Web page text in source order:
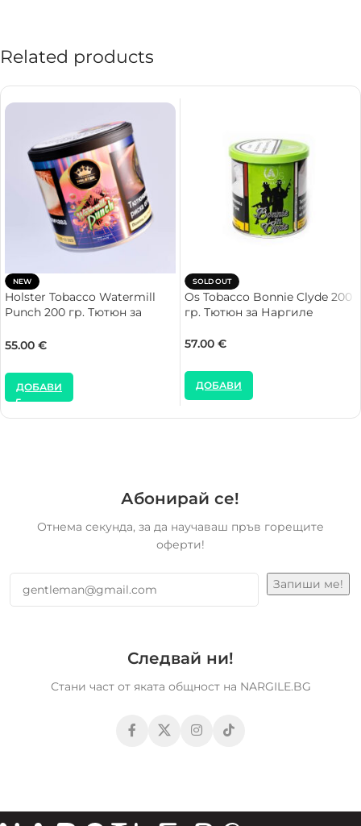
Related products
NEW
Holster Tobacco Watermill
Punch 200 гр. Тютюн за
55.00 €
ДОБАВИ
SOLD OUT
Os Tobacco Bonnie Clyde 200
гр. Тютюн за Наргиле
57.00 €
ДОБАВИ
Абонирай се!
Отнема секунда, за да научаваш пръв горещите
оферти!
Следвай ни!
Стани част от яката общност на NARGILE.BG